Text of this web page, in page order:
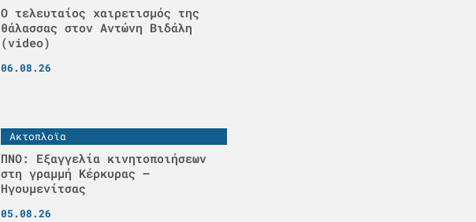
Ο τελευταίος χαιρετισμός της
θάλασσας στον Αντώνη Βιδάλη
(video)
06.08.26
Ακτοπλοϊα
ΠΝΟ: Εξαγγελία κινητοποιήσεων
στη γραμμή Κέρκυρας –
Ηγουμενίτσας
05.08.26